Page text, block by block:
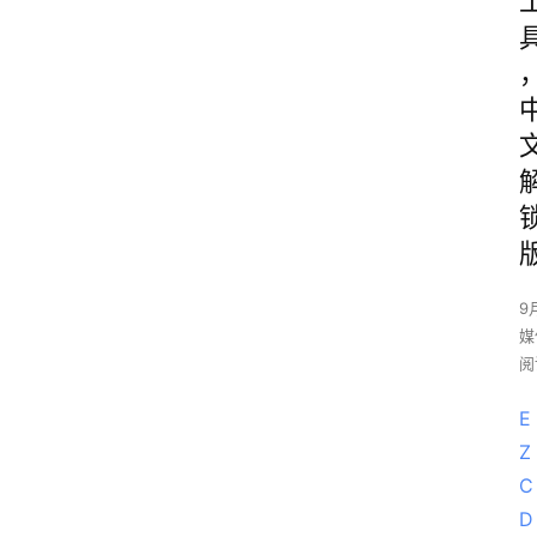
9
E
Z
C
D